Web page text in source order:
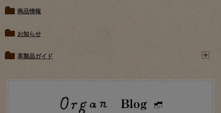
商品情報
お知らせ
革製品ガイド